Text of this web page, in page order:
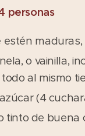
personas
estén
o vainilla,
al mismo
(4
tinto de buena